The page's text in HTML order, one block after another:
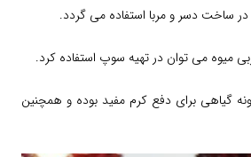
ساخت دسر و مربا استفاده می گردد.
میوه می توان در تهیه سوپ استفاده کرد.
گیاهی برای دفع کرم مفید بوده و همچنین